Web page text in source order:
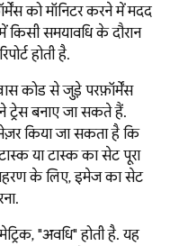
को मॉनिटर करने में मदद
समयावधि के दौरान
होती है.
कोड से जुड़े परफ़ॉर्मेंस
ट्रेस बनाए जा सकते हैं.
किया जा सकता है कि
या टास्क का सेट पूरा
के लिए, इमेज का सेट
"अवधि" होती है. यह